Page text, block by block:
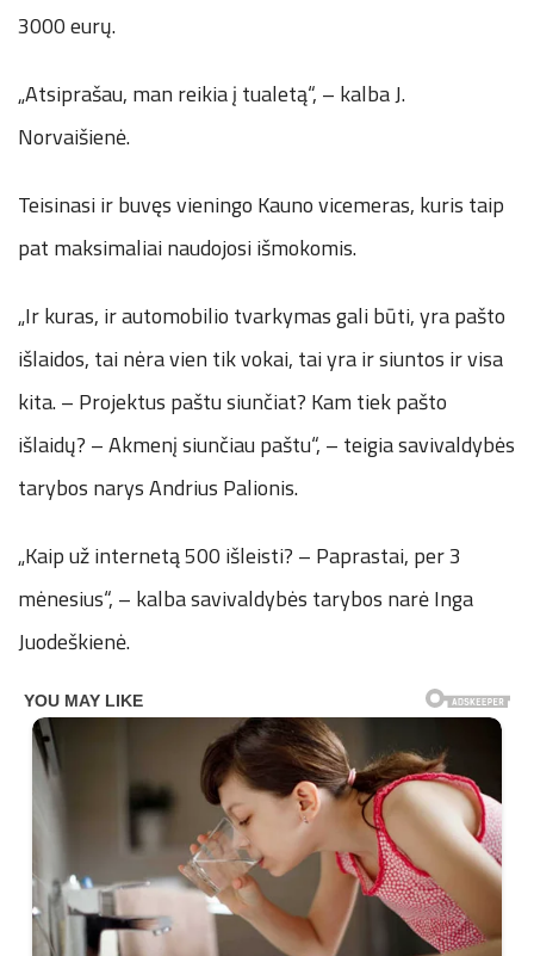
3000 eurų.
„Atsiprašau, man reikia į tualetą“, – kalba J.
Norvaišienė.
Teisinasi ir buvęs vieningo Kauno vicemeras, kuris taip
pat maksimaliai naudojosi išmokomis.
„Ir kuras, ir automobilio tvarkymas gali būti, yra pašto
išlaidos, tai nėra vien tik vokai, tai yra ir siuntos ir visa
kita. – Projektus paštu siunčiat? Kam tiek pašto
išlaidų? – Akmenį siunčiau paštu“, – teigia savivaldybės
tarybos narys Andrius Palionis.
„Kaip už internetą 500 išleisti? – Paprastai, per 3
mėnesius“, – kalba savivaldybės tarybos narė Inga
Juodeškienė.